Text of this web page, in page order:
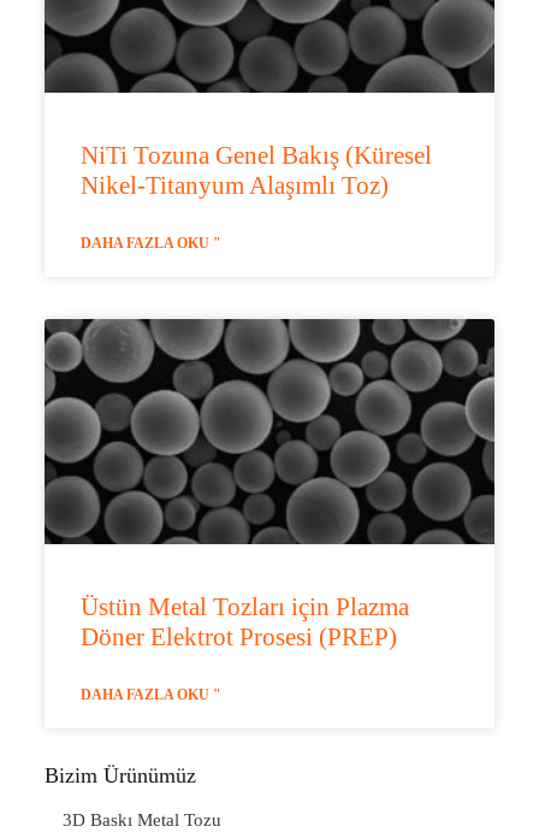
NiTi Tozuna Genel Bakış (Küresel
Nikel-Titanyum Alaşımlı Toz)
DAHA FAZLA OKU "
Üstün Metal Tozları için Plazma
Döner Elektrot Prosesi (PREP)
DAHA FAZLA OKU "
Bizim Ürünümüz
3D Baskı Metal Tozu